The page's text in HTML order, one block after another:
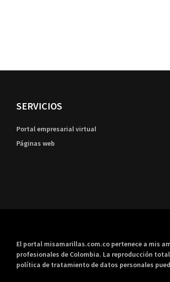
SERVICIOS
Portal empresarial virtual
Páginas web
El portal misamarillas.com.co pertenece a mis
profesionales de Colombia. La reproducción
política de tratamiento de datos personales